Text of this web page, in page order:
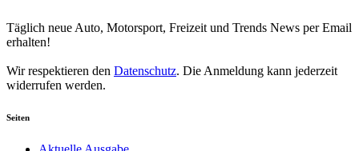
Täglich neue Auto, Motorsport, Freizeit und Trends News per Email
erhalten!
Wir respektieren den Datenschutz. Die Anmeldung kann jederzeit
widerrufen werden.
Seiten